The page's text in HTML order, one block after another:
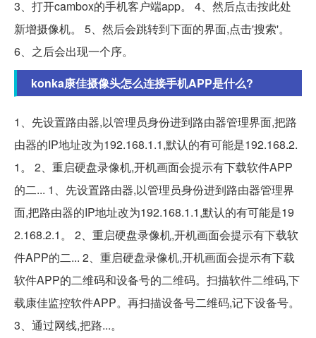
3、打开cambox的手机客户端app。 4、然后点击按此处
新增摄像机。 5、然后会跳转到下面的界面,点击'搜索'。
6、之后会出现一个序。
konka康佳摄像头怎么连接手机APP是什么?
1、先设置路由器,以管理员身份进到路由器管理界面,把路
由器的IP地址改为192.168.1.1,默认的有可能是192.168.2.
1。 2、重启硬盘录像机,开机画面会提示有下载软件APP
的二... 1、先设置路由器,以管理员身份进到路由器管理界
面,把路由器的IP地址改为192.168.1.1,默认的有可能是19
2.168.2.1。 2、重启硬盘录像机,开机画面会提示有下载软
件APP的二... 2、重启硬盘录像机,开机画面会提示有下载
软件APP的二维码和设备号的二维码。扫描软件二维码,下
载康佳监控软件APP。再扫描设备号二维码,记下设备号。
3、通过网线,把路...。